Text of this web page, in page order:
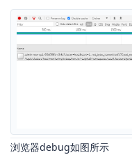
浏览器debug如图所示